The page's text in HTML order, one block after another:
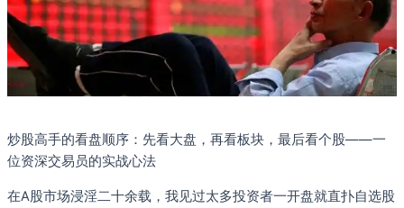
炒股高手的看盘顺序：先看大盘，再看板块，最后看个股——一
位资深交易员的实战心法
在A股市场浸淫二十余载，我见过太多投资者一开盘就直扑自选股